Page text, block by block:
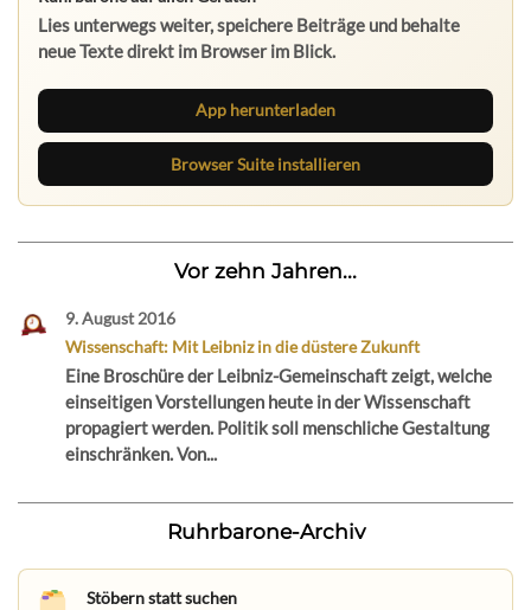
Lies unterwegs weiter, speichere Beiträge und behalte
neue Texte direkt im Browser im Blick.
App herunterladen
Browser Suite installieren
Vor zehn Jahren...
9. August 2016
Wissenschaft: Mit Leibniz in die düstere Zukunft
Eine Broschüre der Leibniz-Gemeinschaft zeigt, welche
einseitigen Vorstellungen heute in der Wissenschaft
propagiert werden. Politik soll menschliche Gestaltung
einschränken. Von...
Ruhrbarone-Archiv
Stöbern statt suchen